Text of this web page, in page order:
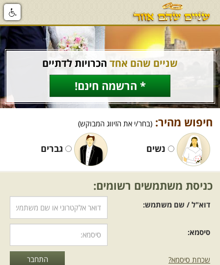
שניים שהם אחד הכרויות לדתיים
* הרשמה חינם!
חיפוש מהיר: (בחר/י את הזיווג המבוקש)
נשים גברים
כניסת משתמשים רשומים:
דוא"ל / שם משתמש:
סיסמא:
שכחת סיסמא?